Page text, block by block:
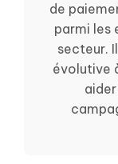
de
parmi les
secteur.
évolutive